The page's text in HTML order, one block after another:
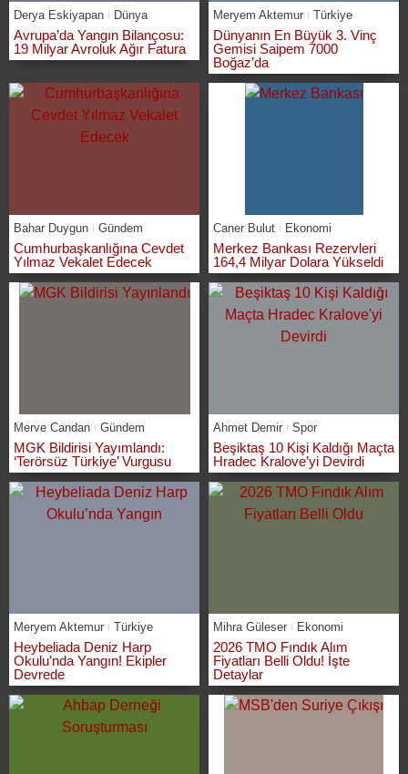
Derya Eskiyapan Dünya
Avrupa’da Yangın Bilançosu:
19 Milyar Avroluk Ağır Fatura
Meryem Aktemur Türkiye
Dünyanın En Büyük 3. Vinç
Gemisi Saipem 7000
Boğaz’da
Bahar Duygun Gündem
Cumhurbaşkanlığına Cevdet
Yılmaz Vekalet Edecek
Caner Bulut Ekonomi
Merkez Bankası Rezervleri
164,4 Milyar Dolara Yükseldi
Merve Candan Gündem
MGK Bildirisi Yayımlandı:
‘Terörsüz Türkiye’ Vurgusu
Ahmet Demir Spor
Beşiktaş 10 Kişi Kaldığı Maçta
Hradec Kralove’yi Devirdi
Meryem Aktemur Türkiye
Heybeliada Deniz Harp
Okulu’nda Yangın! Ekipler
Devrede
Mihra Güleser Ekonomi
2026 TMO Fındık Alım
Fiyatları Belli Oldu! İşte
Detaylar